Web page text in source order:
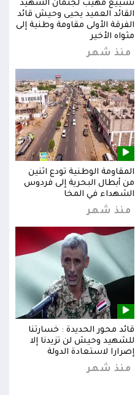
تشييع مهيب لجثمان الشهيد
القائد العميد يحيى وحيش قائد
الفرقة الأولى مقاومة وطنية إلى
مثواه الأخير
منذ شهر
المقاومة الوطنية تودع اثنين
من أبطال البحرية إلى فردوس
الشهداء في المخا
منذ شهر
قائد محور الحديدة : خسارتنا
للشهيد وحيش لن تزيدنا إلا
إصرارا لاستعادة الدولة
منذ شهر